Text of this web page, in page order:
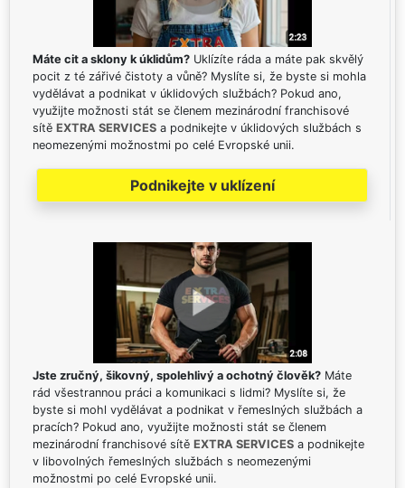
Máte cit a sklony k úklidům? Uklízíte ráda a máte pak skvělý
pocit z té zářivé čistoty a vůně? Myslíte si, že byste si mohla
vydělávat a podnikat v úklidových službách? Pokud ano,
využijte možnosti stát se členem mezinárodní franchisové
sítě EXTRA SERVICES a podnikejte v úklidových službách s
neomezenými možnostmi po celé Evropské unii.
Podnikejte v uklízení
Jste zručný, šikovný, spolehlivý a ochotný člověk? Máte
rád všestrannou práci a komunikaci s lidmi? Myslíte si, že
byste si mohl vydělávat a podnikat v řemeslných službách a
pracích? Pokud ano, využijte možnosti stát se členem
mezinárodní franchisové sítě EXTRA SERVICES a podnikejte
v libovolných řemeslných službách s neomezenými
možnostmi po celé Evropské unii.